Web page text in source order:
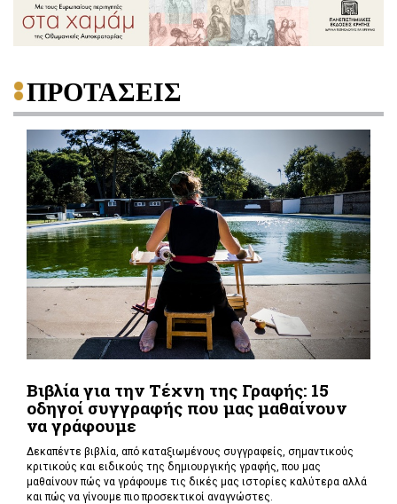
ΠΡΟΤΑΣΕΙΣ
Βιβλία για την Τέχνη της Γραφής: 15
οδηγοί συγγραφής που μας μαθαίνουν
να γράφουμε
Δεκαπέντε βιβλία, από καταξιωμένους συγγραφείς, σημαντικούς
κριτικούς και ειδικούς της δημιουργικής γραφής, που μας
μαθαίνουν πώς να γράφουμε τις δικές μας ιστορίες καλύτερα αλλά
και πώς να γίνουμε πιο προσεκτικοί αναγνώστες.